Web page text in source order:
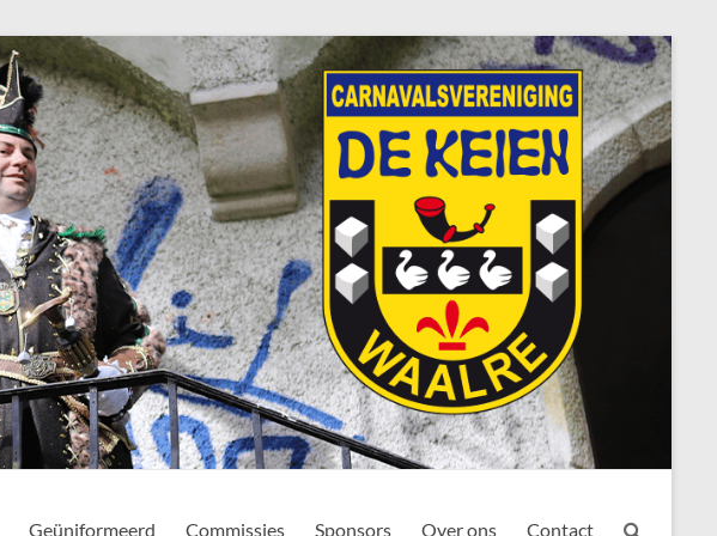
Geüniformeerd Commissies Sponsors Over ons Contact